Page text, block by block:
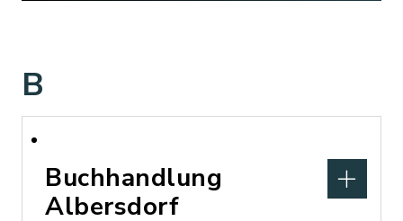
B
Buchhandlung
Albersdorf